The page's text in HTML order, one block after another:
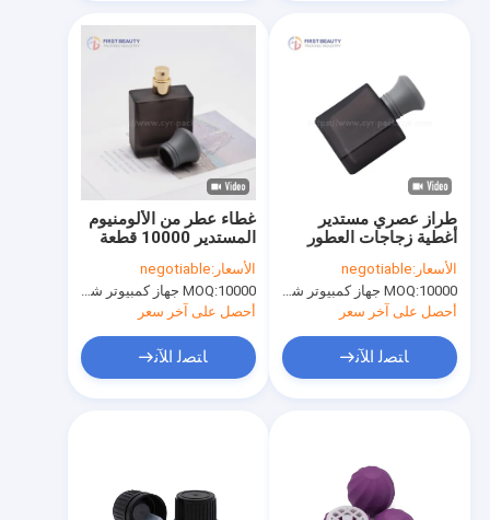
مقاطع فيديو
غطاء عطر من الألومنيوم
المستدير 10000 قطعة
كمية لعبوات عطور
مخصصة
الأسعار:negotiable
MOQ:10000 جهاز كمبيوتر شخصى
أحصل على آخر سعر
ﺎﺘﺼﻟ ﺍﻶﻧ
طراز عصري مستدير
أغطية زجاجات العطور
تصميم دائم
الأسعار:negotiable
MOQ:10000 جهاز كمبيوتر شخصى
أحصل على آخر سعر
ﺎﺘﺼﻟ ﺍﻶﻧ